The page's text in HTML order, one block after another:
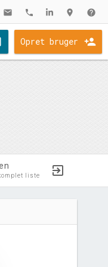
mail phone location_on help
Opret bruger
liste